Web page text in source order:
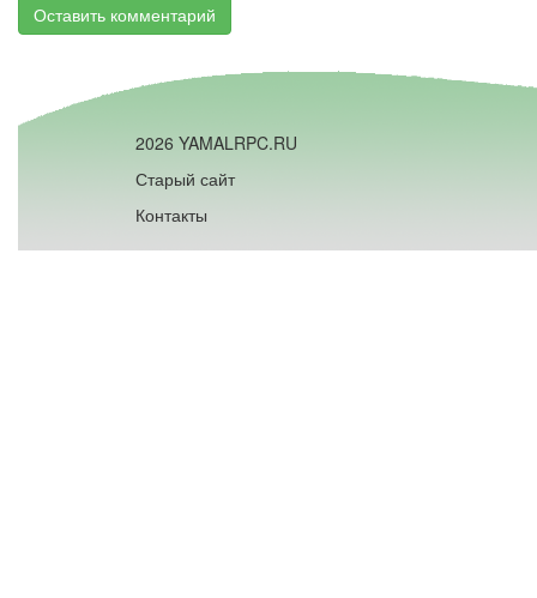
Оставить комментарий
2026 YAMALRPC.RU
Старый сайт
Контакты